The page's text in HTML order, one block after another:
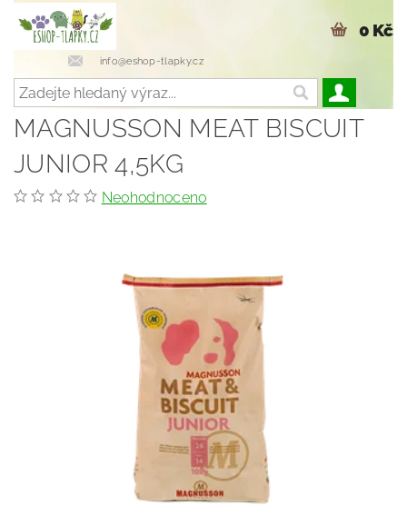
info@eshop-tlapky.cz
0 Kč
MAGNUSSON MEAT BISCUIT
JUNIOR 4,5KG
Neohodnoceno